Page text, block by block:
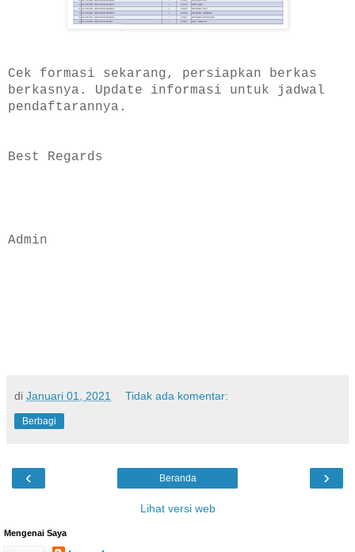
Cek formasi sekarang, persiapkan berkas
berkasnya. Update informasi untuk jadwal
pendaftarannya.
Best Regards
Admin
di Januari 01, 2021 Tidak ada komentar:
Berbagi
‹ ›
Beranda
Lihat versi web
Mengenai Saya